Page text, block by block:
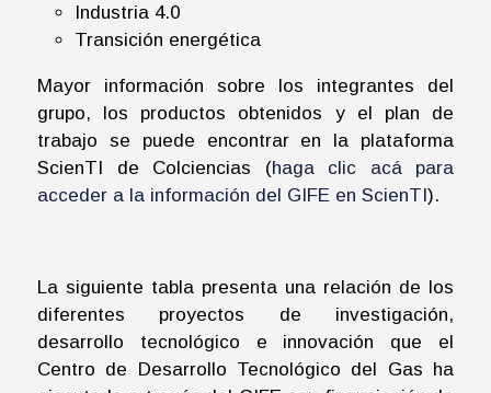
Industria 4.0
Transición energética
Mayor información sobre los integrantes del
grupo, los productos obtenidos y el plan de
trabajo se puede encontrar en la plataforma
ScienTI de Colciencias (haga clic acá para
acceder a la información del GIFE en ScienTI).
La siguiente tabla presenta una relación de los
diferentes proyectos de investigación,
desarrollo tecnológico e innovación que el
Centro de Desarrollo Tecnológico del Gas ha